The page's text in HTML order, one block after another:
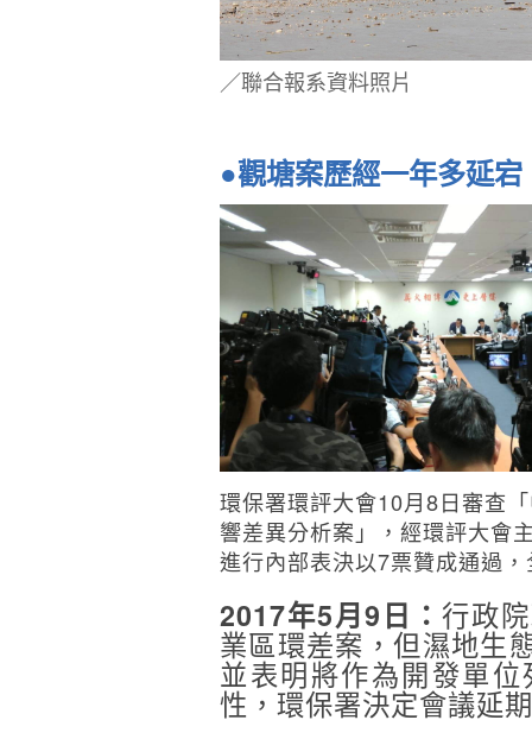
／聯合報系資料照片
●觀塘案歷經一年多延
環保署環評大會10月8日審查
響差異分析案」，經環評大會
進行內部表決以7票贊成通過
2017年5月9日： 行政
業區環差案，但濕地生
並表明將作為開發單
性，環保署決定會議延